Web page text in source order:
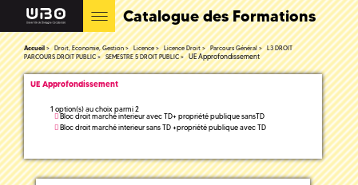
Catalogue des Formations
Accueil Droit, Economie, Gestion Licence Licence Droit Parcours Général
L3 DROIT
PARCOURS DROIT PUBLIC
SEMESTRE 5 DROIT PUBLIC UE Approfondissement
UE Approfondissement
1 option(s) au choix parmi 2
Bloc droit marché interieur avec TD+ propriété publique sansTD
Bloc droit marché interieur sans TD +propriété publique avec TD